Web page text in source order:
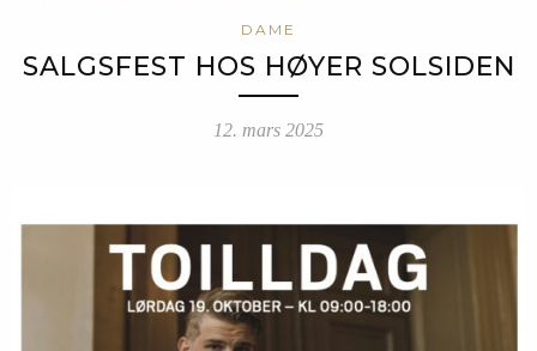
DAME
SALGSFEST HOS HØYER SOLSIDEN
12. mars 2025